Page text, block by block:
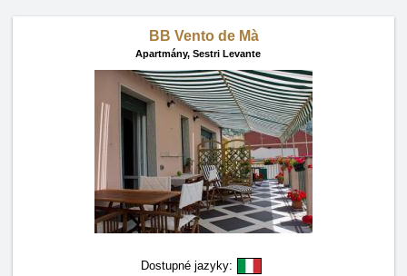
BB Vento de Mà
Apartmány, Sestri Levante
Dostupné jazyky: